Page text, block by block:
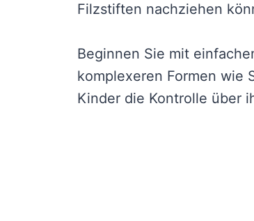
Filzstiften nachziehen
Beginnen Sie mit
komplexeren Formen wie
Kinder die Kontrolle über